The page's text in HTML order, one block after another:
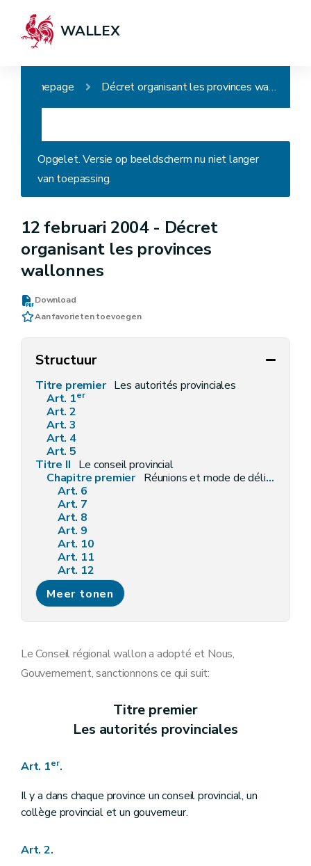
WALLEX
Homepage Décret organisant les provinces wallonnes
Opgelet. Versie op beeldscherm nu niet langer
van toepassing.
12 februari 2004 - Décret
organisant les provinces
wallonnes
Download
Aan favorieten toevoegen
Structuur
Titre premier Les autorités provinciales
Art. 1er
Art. 2
Art. 3
Art. 4
Art. 5
Titre II Le conseil provincial
Chapitre premier Réunions et mode de délibération du conseil provincial
Art. 6
Art. 7
Art. 8
Art. 9
Art. 10
Art. 11
Art. 12
Art. 13
Art. 14
Art. 15
Art. 18
Art. 19
Art. 20
Art. 24
Art. 27
Art. 28
Art. 29
Art. 30
Chapitre III
Meer tonen
Le Conseil régional wallon a adopté et Nous,
Gouvernement, sanctionnons ce qui suit:
Titre premier
Les autorités provinciales
Art. 1er.
Il y a dans chaque province un conseil provincial, un
collège provincial et un gouverneur.
Art. 2.